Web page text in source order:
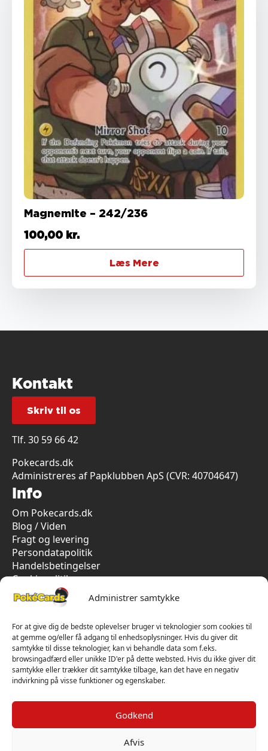
Administrer samtykke
For at give dig de bedste oplevelser bruger vi teknologier som cookies til
at gemme og/eller få adgang til enhedsoplysninger. Hvis du giver dit
samtykke til disse teknologier, kan vi behandle data som f.eks.
browsingadfærd eller unikke ID'er på dette websted. Hvis du ikke giver dit
samtykke eller trækker dit samtykke tilbage, kan det have en negativ
indvirkning på visse funktioner og egenskaber.
Godkend
Afvis
Magnemite – 242/236
100,00 kr.
Læs Mere
Kontakt
Skriv til os
Tlf. 30 59 66 42
Pokecards.dk
Administreres af Papklubben ApS (CVR: 40704647)
Info
Om Pokecards.dk
Blog / Viden
Fragt og levering
Persondatapolitik
Handelsbetingelser
Cookiepolitik
Vi har kun 5-stjernet anmeldelser på Trustpilot